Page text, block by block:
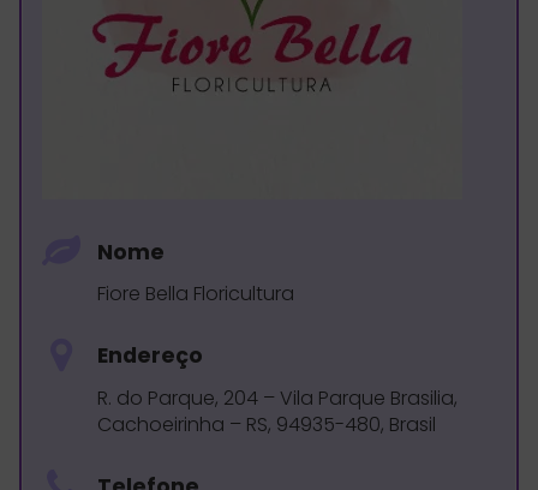
Nome
Fiore Bella Floricultura
Endereço
R. do Parque, 204 – Vila Parque Brasilia,
Cachoeirinha – RS, 94935-480, Brasil